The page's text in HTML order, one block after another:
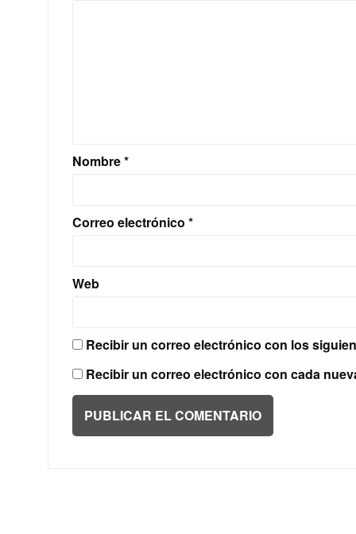
Nombre*
Correo electrónico *
Web
Recibir un correo electrónico con los
Recibir un correo electrónico con cada